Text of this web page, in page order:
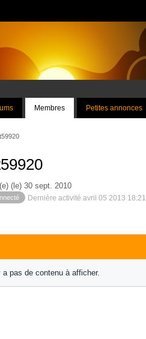
Membres Petites annonces
(le) 30 sept. 2010
Dernière activité avril 05 2013 18:21
a pas de contenu à afficher.